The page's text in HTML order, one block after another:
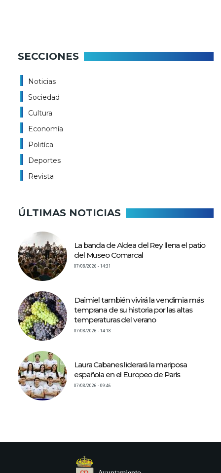
SECCIONES
Noticias
Sociedad
Cultura
Economía
Politíca
Deportes
Revista
ÚLTIMAS NOTICIAS
La banda de Aldea del Rey llena el patio
del Museo Comarcal
07/08/2026 - 14:31
Daimiel también vivirá la vendimia más
temprana de su historia por las altas
temperaturas del verano
07/08/2026 - 14:18
Laura Cabanes liderará la mariposa
española en el Europeo de París
07/08/2026 - 09:46